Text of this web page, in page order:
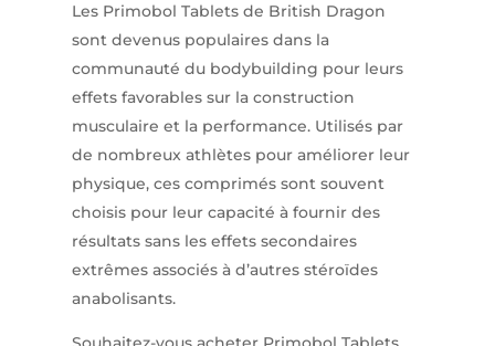
Les Primobol Tablets de British Dragon
sont devenus populaires dans la
communauté du bodybuilding pour leurs
effets favorables sur la construction
musculaire et la performance. Utilisés par
de nombreux athlètes pour améliorer leur
physique, ces comprimés sont souvent
choisis pour leur capacité à fournir des
résultats sans les effets secondaires
extrêmes associés à d’autres stéroïdes
anabolisants.